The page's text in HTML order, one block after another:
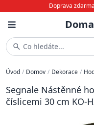
Doprava
Co hledáte...
Úvod / Domov / Dekorace /
Segnale Nástěnné
číslicemi 30 cm KO-